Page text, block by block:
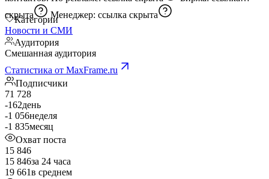
скрыта
Менеджер: ссылка скрыта
Категории
Новости и СМИ
Аудитория
Смешанная аудитория
Статистика от MaxFrame.ru
Подписчики
71 728
-162день
-1 056неделя
-1 835месяц
Охват поста
15 846
15 846за 24 часа
19 661в среднем